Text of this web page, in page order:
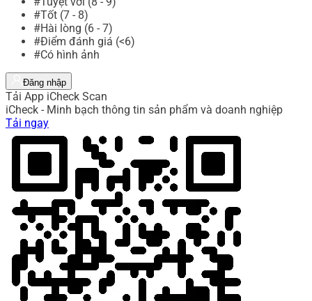
#Tốt (7 - 8)
#Hài lòng (6 - 7)
#Điểm đánh giá (<6)
#Có hình ảnh
Đăng nhập
Tải App iCheck Scan
iCheck - Minh bạch thông tin sản phẩm và doanh nghiệp
Tải ngay